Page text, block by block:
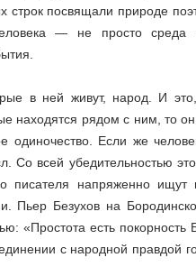
строк посвящали природе
— не просто среда
в ней живут, народ. И
находятся рядом с ним, то
одиночество. Если же
Со всей убедительностью
писателя напряженно ищут
Пьер Безухов на
«Простота есть покорность
с народной правдой